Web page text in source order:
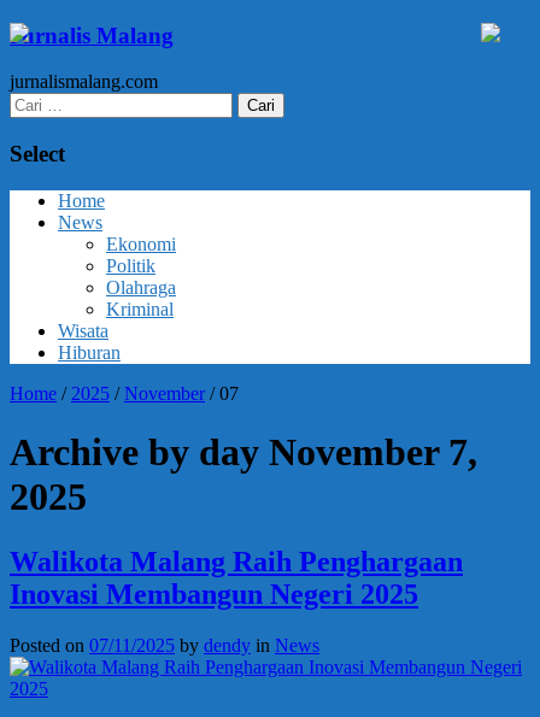
Jurnalis Malang
jurnalismalang.com
Cari
untuk:
Select
Home
News
Ekonomi
Politik
Olahraga
Kriminal
Wisata
Hiburan
Home / 2025 /November /07
Archive by day November 7,
2025
Walikota Malang Raih Penghargaan
Inovasi Membangun Negeri 2025
Posted on 07/11/2025 by dendy in News